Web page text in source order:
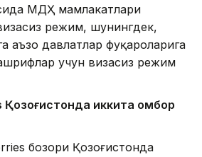
МДҲ мамлакатлари
режим, шунингдек,
аъзо давлатлар фуқароларига
учун визасиз режим
Қозоғистонда иккита омбор
бозори Қозоғистонда